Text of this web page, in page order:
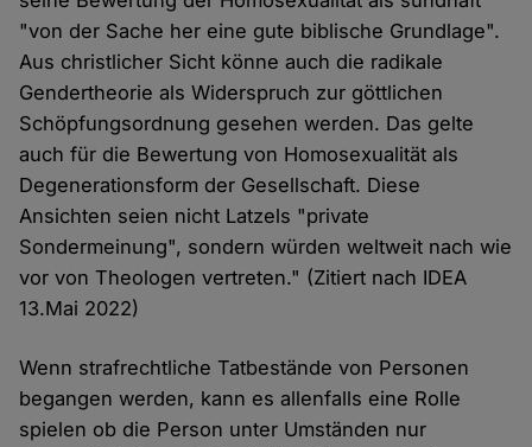
"von der Sache her eine gute biblische Grundlage".
Aus christlicher Sicht könne auch die radikale
Gendertheorie als Widerspruch zur göttlichen
Schöpfungsordnung gesehen werden. Das gelte
auch für die Bewertung von Homosexualität als
Degenerationsform der Gesellschaft. Diese
Ansichten seien nicht Latzels "private
Sondermeinung", sondern würden weltweit nach wie
vor von Theologen vertreten." (Zitiert nach IDEA
13.Mai 2022)
Wenn strafrechtliche Tatbestände von Personen
begangen werden, kann es allenfalls eine Rolle
spielen ob die Person unter Umständen nur